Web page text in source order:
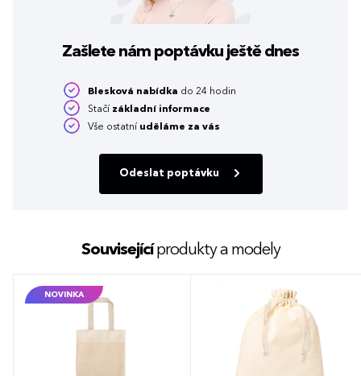
Zašlete nám poptávku ještě dnes
Blesková nabídka do 24 hodin
Stačí základní informace
Vše ostatní uděláme za vás
Odeslat poptávku
Souvisejícíprodukty a modely
NOVINKA